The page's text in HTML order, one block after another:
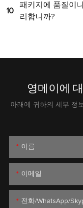
10
패키지에 품질이
리합니까?
영메이에
아래에 귀하의 세부 정
이름
이메일
전화/WhatsApp/